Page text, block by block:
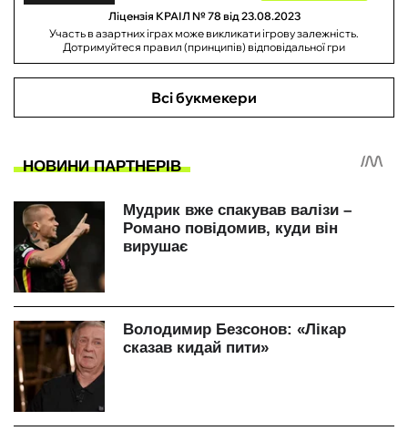
Ліцензія КРАІЛ № 78 від 23.08.2023
Участь в азартних іграх може викликати ігрову залежність.
Дотримуйтеся правил (принципів) відповідальної гри
Всі букмекери